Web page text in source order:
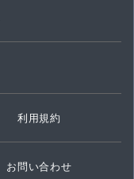
利用規約
お問い合わせ